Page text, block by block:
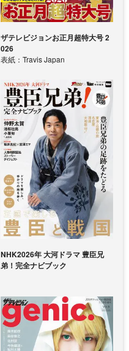
ザテレビジョンお正月超特大号 2
026
表紙：Travis Japan
NHK2026年 大河ドラマ 豊臣兄
弟！完全ナビブック